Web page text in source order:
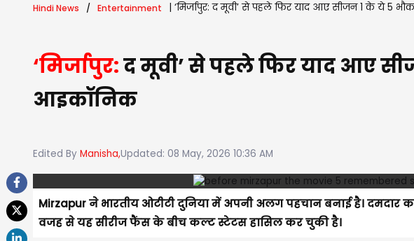
Hindi News Entertainment ‘मिर्जापुर: द मूवी’ से पहले फिर याद आए सीजन 1 के ये 5
‘मिर्जापुर:द मूवी’ से पहले फिर याद आए
आइकॉनिक
Edited By Manisha,Updated: 08 May, 2026 10:36 AM
Mirzapur ने भारतीय ओटीटी दुनिया में अपनी अलग पहचान बनाई है। दमदार
वजह से यह सीरीज फैंस के बीच कल्ट स्टेटस हासिल कर चुकी है।